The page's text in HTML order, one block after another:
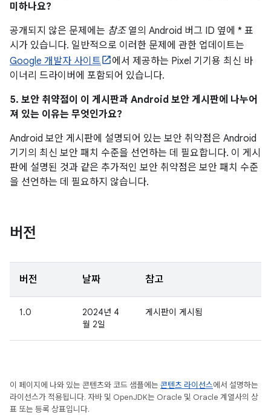
미하나요?
공개되지 않은 문제에는 참조열의 Android 버그 ID 옆에 * 표
시가 있습니다. 일반적으로 이러한 문제에 관한 업데이트는
Google 개발자 사이트
에서 제공하는 Pixel 기기용 최신 바
이너리 드라이버에 포함되어 있습니다.
5. 보안 취약점이 이 게시판과 Android 보안 게시판에 나누어
져 있는 이유는 무엇인가요?
Android 보안 게시판에 설명되어 있는 보안 취약점은 Android
기기의 최신 보안 패치 수준을 선언하는 데 필요합니다. 이 게시
판에 설명된 것과 같은 추가적인 보안 취약점은 보안 패치 수준
을 선언하는 데 필요하지 않습니다.
버전
버전 날짜 참고
1.0
2024년 4
월 2일
게시판이 게시됨
이 페이지에 나와 있는 콘텐츠와 코드 샘플에는 콘텐츠 라이선스에서 설명하는
라이선스가 적용됩니다. 자바 및 OpenJDK는 Oracle 및 Oracle 계열사의 상
표 또는 등록 상표입니다.